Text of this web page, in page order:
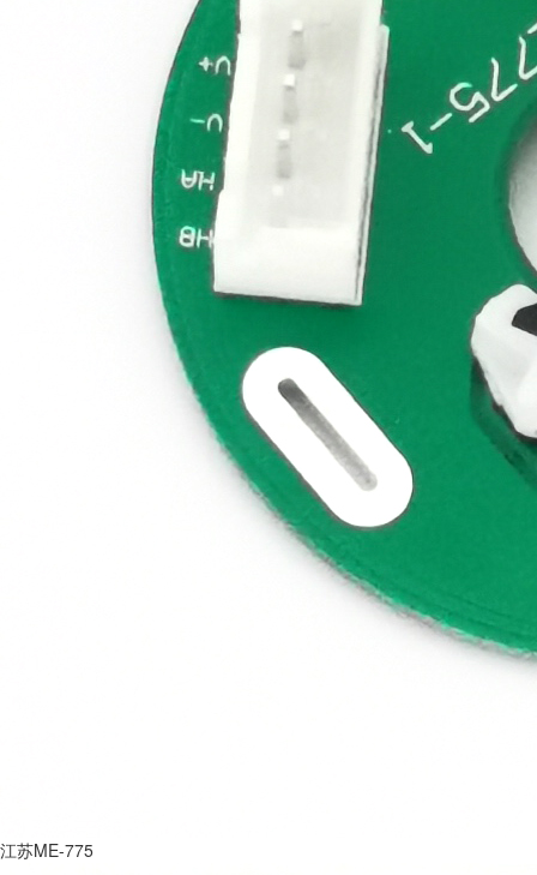
江苏ME-775